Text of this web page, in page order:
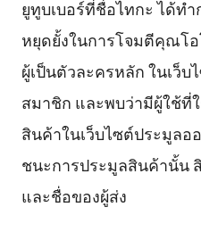
ยูทูบเบอร์ที่ชื่อไทกะ ได้ท
หยุดยั้งในการโจมตีคุณโ
ผู้เป็นตัวละครหลัก ในเว็
สมาชิก และพบว่ามีผู้ใช้ที่
สินค้าในเว็บไซต์ประมูลอ
ชนะการประมูลสินค้านั้น
และชื่อของผู้ส่ง